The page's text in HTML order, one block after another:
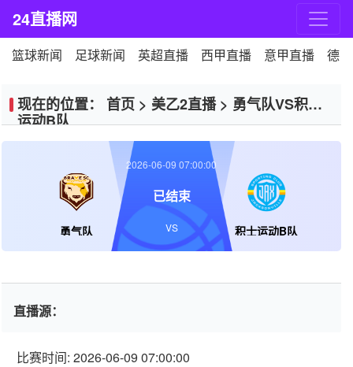
24直播网
篮球新闻 足球新闻 英超直播 西甲直播 意甲直播 德
现在的位置： 首页 > 美乙2直播> 勇气队VS积士
运动B队
勇气队 积士运动B队
2026-06-09 07:00:00
已结束
VS
直播源：
比赛时间: 2026-06-09 07:00:00